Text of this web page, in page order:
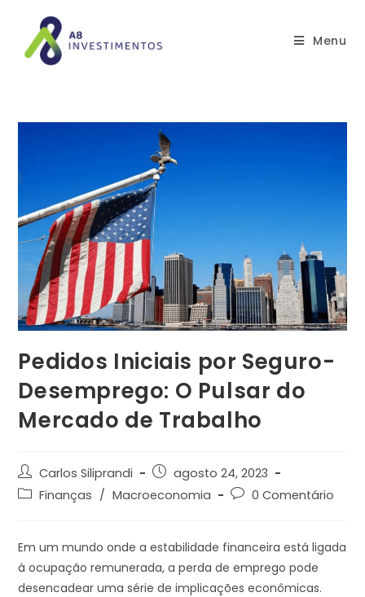
Menu
Pedidos Iniciais por Seguro-
Desemprego: O Pulsar do
Mercado de Trabalho
Carlos Siliprandi
agosto 24, 2023
Finanças / Macroeconomia 0 Comentário
Em um mundo onde a estabilidade financeira está ligada
à ocupação remunerada, a perda de emprego pode
desencadear uma série de implicações econômicas.